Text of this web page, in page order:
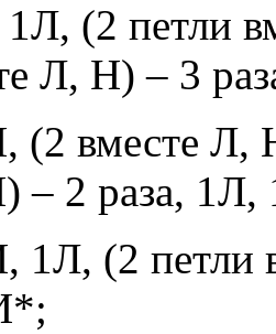
(2 петли
Л, Н) – 3
(2 вместе Л,
– 2 раза,
1Л, (2 петли